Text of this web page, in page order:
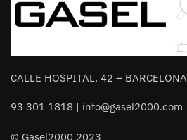
CALLE HOSPITAL, 42 – BARCELONA
93 301 1818 | info@gasel2000.com
© Gasel2000 2023